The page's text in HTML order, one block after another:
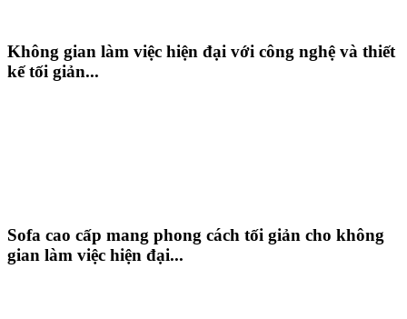
Không gian làm việc hiện đại với công nghệ và thiết
kế tối giản...
Sofa cao cấp mang phong cách tối giản cho không
gian làm việc hiện đại...